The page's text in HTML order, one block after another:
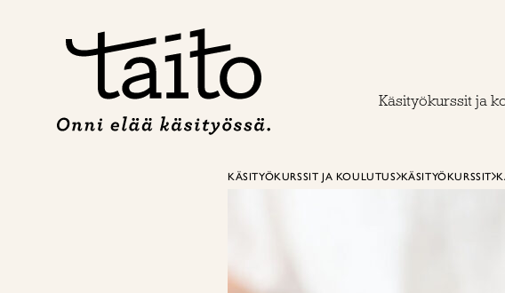
Käsityökurssit ja
KÄSITYÖKURSSIT JA KOULUTUS KÄSITYÖKURSSIT